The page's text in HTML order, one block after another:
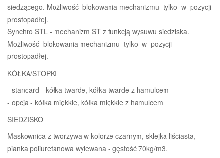
siedzącego. Możliwość blokowania mechanizmu tylko w pozycji
prostopadłej.
Synchro STL - mechanizm ST z funkcją wysuwu siedziska.
Możliwość blokowania mechanizmu tylko w pozycji
prostopadłej.
KÓŁKA/STOPKI
- standard - kółka twarde, kółka twarde z hamulcem
- opcja - kółka miękkie, kółka miękkie z hamulcem
SIEDZISKO
Maskownica z tworzywa w kolorze czarnym, sklejka liściasta,
pianka poliuretanowa wylewana - gęstość 70kg/m3.